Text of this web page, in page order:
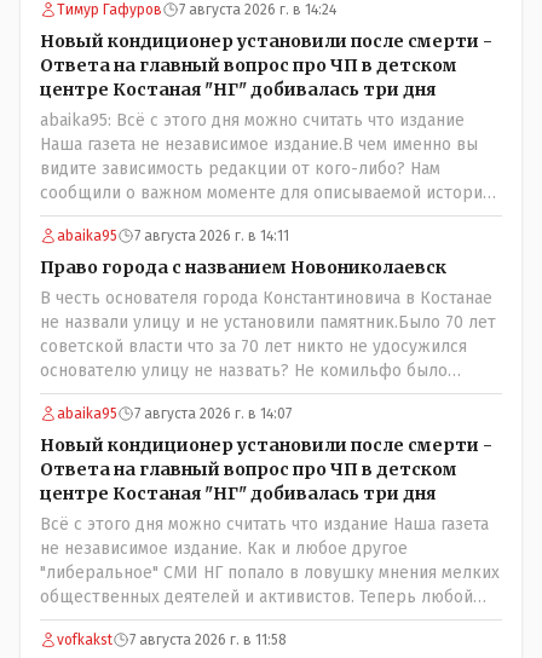
Тимур Гафуров 7 августа 2026 г. в 14:24
Новый кондиционер установили после смерти -
Ответа на главный вопрос про ЧП в детском
центре Костаная "НГ" добивалась три дня
abaika95: Всё с этого дня можно считать что издание
Наша газета не независимое издание.В чем именно вы
видите зависимость редакции от кого-либо? Нам
сообщили о важном моменте для описываемой истории.
И редакция отреагировала бы дополнительным
исследованием на такие вопрос от любого читателя.
Писать "как надо" редакция не будет. Но мы будем
публиковать полную и объективную информацию. А
потом продолжать тему. если выяснятся новые
обстоятельства.
abaika95 7 августа 2026 г. в 14:11
Право города с названием Новониколаевск
В честь основателя города Константиновича в Костанае
не назвали улицу и не установили памятник.Было 70 лет
советской власти что за 70 лет никто не удосужился
основателю улицу не назвать? Не комильфо было
генерал-губернаторам улицы дарить? При СССР что то
знали о нем такое нехорошее? Ну и сейчас значит не
надо. Обойдёмся как-нибудь vofkakst: Где ономасты,
которые топят за возвращение исторических
названийТак вернули же историческое Кустанай
коренное название городишка
abaika95 7 августа 2026 г. в 14:07
Новый кондиционер установили после смерти -
Ответа на главный вопрос про ЧП в детском
центре Костаная "НГ" добивалась три дня
Всё с этого дня можно считать что издание Наша газета
не независимое издание. Как и любое другое
"либеральное" СМИ НГ попало в ловушку мнения мелких
общественных деятелей и активистов. Теперь любой
активист и НПОшник будет поносить и диктовать
условия газете информационно бомбордируя ее пока та
vofkakst 7 августа 2026 г. в 11:58